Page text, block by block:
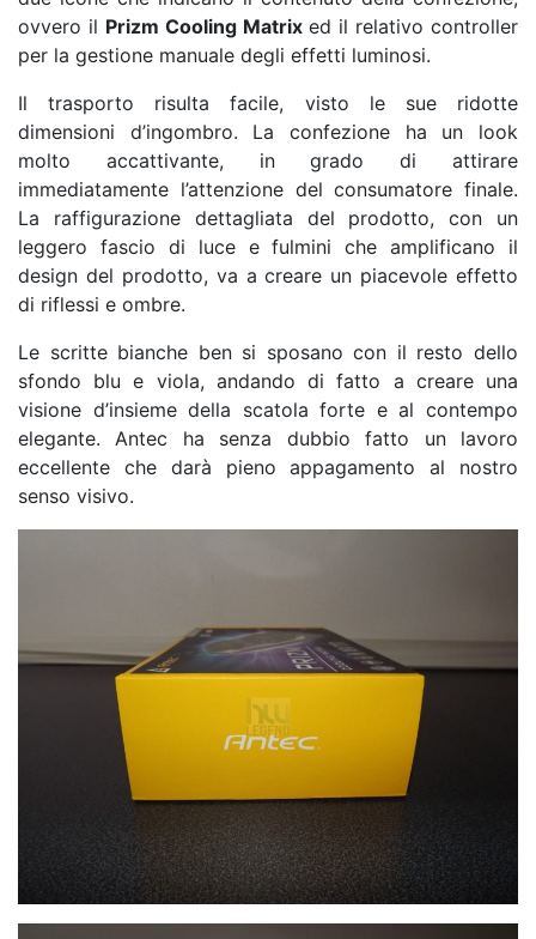
ovvero il Prizm Cooling Matrix ed il relativo controller
per la gestione manuale degli effetti luminosi.
Il trasporto risulta facile, visto le sue ridotte
dimensioni d’ingombro. La confezione ha un look
molto accattivante, in grado di attirare
immediatamente l’attenzione del consumatore finale.
La raffigurazione dettagliata del prodotto, con un
leggero fascio di luce e fulmini che amplificano il
design del prodotto, va a creare un piacevole effetto
di riflessi e ombre.
Le scritte bianche ben si sposano con il resto dello
sfondo blu e viola, andando di fatto a creare una
visione d’insieme della scatola forte e al contempo
elegante. Antec ha senza dubbio fatto un lavoro
eccellente che darà pieno appagamento al nostro
senso visivo.